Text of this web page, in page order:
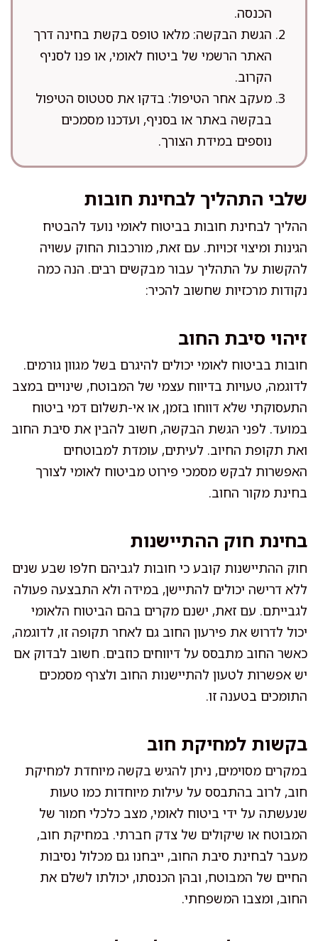
הכנסה.
הגשת הבקשה: מלאו טופס בקשת בחינה דרך
האתר הרשמי של ביטוח לאומי, או פנו לסניף
הקרוב.
מעקב אחר הטיפול: בדקו את סטטוס הטיפול
בבקשה באתר או בסניף, ועדכנו מסמכים
נוספים במידת הצורך.
שלבי התהליך לבחינת חובות
ההליך לבחינת חובות בביטוח לאומי נועד להבטיח
הגינות ומיצוי זכויות. עם זאת, מורכבות החוק עשויה
להקשות על התהליך עבור מבקשים רבים. הנה כמה
נקודות מרכזיות שחשוב להכיר:
זיהוי סיבת החוב
חובות בביטוח לאומי יכולים להיגרם בשל מגוון גורמים.
לדוגמה, טעויות בדיווח עצמי של המבוטח, שינויים במצב
התעסוקתי שלא דווחו בזמן, או אי-תשלום דמי ביטוח
במועד. לפני הגשת הבקשה, חשוב להבין את סיבת החוב
ואת תקופת החיוב. לעיתים, עומדת למבוטחים
האפשרות לבקש מסמכי פירוט מביטוח לאומי לצורך
בחינת מקור החוב.
בחינת חוק ההתיישנות
חוק ההתיישנות קובע כי חובות לגביהם חלפו שבע שנים
ללא דרישה יכולים להתיישן, במידה ולא התבצעה פעולה
לגבייתם. עם זאת, ישנם מקרים בהם הביטוח הלאומי
יכול לדרוש את פירעון החוב גם לאחר תקופה זו, לדוגמה,
כאשר החוב מתבסס על דיווחים כוזבים. חשוב לבדוק אם
יש אפשרות לטעון להתיישנות החוב ולצרף מסמכים
התומכים בטענה זו.
בקשות למחיקת חוב
במקרים מסוימים, ניתן להגיש בקשה מיוחדת למחיקת
חוב, לרוב בהתבסס על עילות מיוחדות כמו טעות
שנעשתה על ידי ביטוח לאומי, מצב כלכלי חמור של
המבוטח או שיקולים של צדק חברתי. במחיקת חוב,
מעבר לבחינת סיבת החוב, ייבחנו גם מכלול נסיבות
החיים של המבוטח, ובהן הכנסתו, יכולתו לשלם את
החוב, ומצבו המשפחתי.